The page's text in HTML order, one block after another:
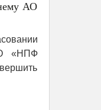
АО
«НПФ